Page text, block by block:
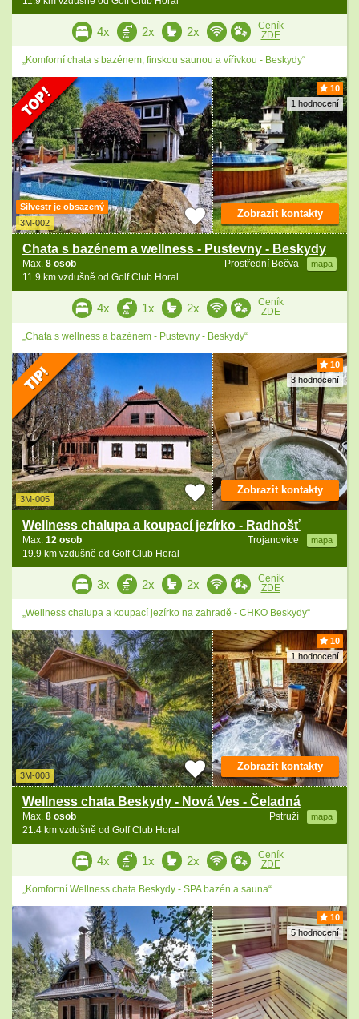
4x 2x 2x
Ceník
ZDE
„Komforní chata s bazénem, finskou saunou a vířivkou - Beskydy“
10
1 hodnocení
Silvestr je obsazený
3M-002
Chata s bazénem a wellness - Pustevny - Beskydy
Prostřední Bečva mapa
Max. 8 osob
11.9 km vzdušně od Golf Club Horal
Zobrazit kontakty
4x 1x 2x
Ceník
ZDE
„Chata s wellness a bazénem - Pustevny - Beskydy“
10
3 hodnocení
3M-005
Wellness chalupa a koupací jezírko - Radhošť
Trojanovice mapa
Max. 12 osob
19.9 km vzdušně od Golf Club Horal
Zobrazit kontakty
3x 2x 2x
Ceník
ZDE
„Wellness chalupa a koupací jezírko na zahradě - CHKO Beskydy“
10
1 hodnocení
3M-008
Wellness chata Beskydy - Nová Ves - Čeladná
Pstruží mapa
Max. 8 osob
21.4 km vzdušně od Golf Club Horal
Zobrazit kontakty
4x 1x 2x
Ceník
ZDE
„Komfortní Wellness chata Beskydy - SPA bazén a sauna“
10
5 hodnocení